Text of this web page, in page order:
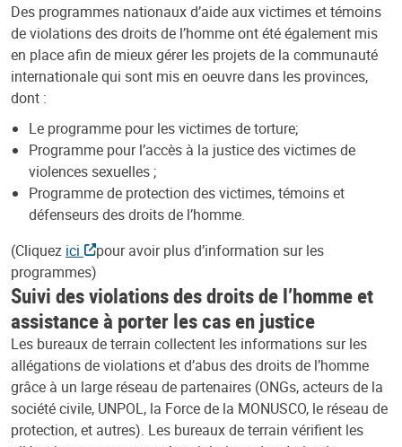
Des programmes nationaux d’aide aux victimes et témoins
de violations des droits de l’homme ont été également mis
en place afin de mieux gérer les projets de la communauté
internationale qui sont mis en oeuvre dans les provinces,
dont :
Le programme pour les victimes de torture;
Programme pour l’accès à la justice des victimes de
violences sexuelles ;
Programme de protection des victimes, témoins et
défenseurs des droits de l’homme.
(Cliquez ici
pour avoir plus d’information sur les
programmes)
Suivi des violations des droits de l’homme et
assistance à porter les cas en justice
Les bureaux de terrain collectent les informations sur les
allégations de violations et d’abus des droits de l’homme
grâce à un large réseau de partenaires (ONGs, acteurs de la
société civile, UNPOL, la Force de la MONUSCO, le réseau de
protection, et autres). Les bureaux de terrain vérifient les